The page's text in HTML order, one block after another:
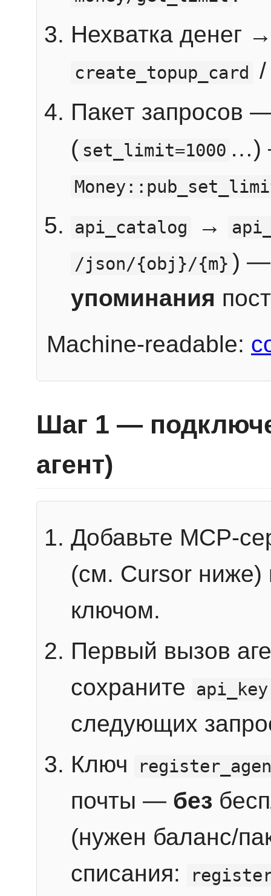
Нехватка денег
create_topup_card
Пакет запросов
( set_limit=1000 …)
api_catalog
→
/json/{obj}/{m} ) —
упоминания
Machine-readable:
Шаг 1 —
агент)
Добавьте MCP-
(см. Cursor ниже)
ключом.
Первый вызов
сохраните
api_key
следующих
Ключ
почты — без
(нужен баланс/
списания: